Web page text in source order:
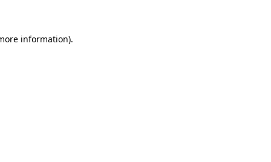
information).